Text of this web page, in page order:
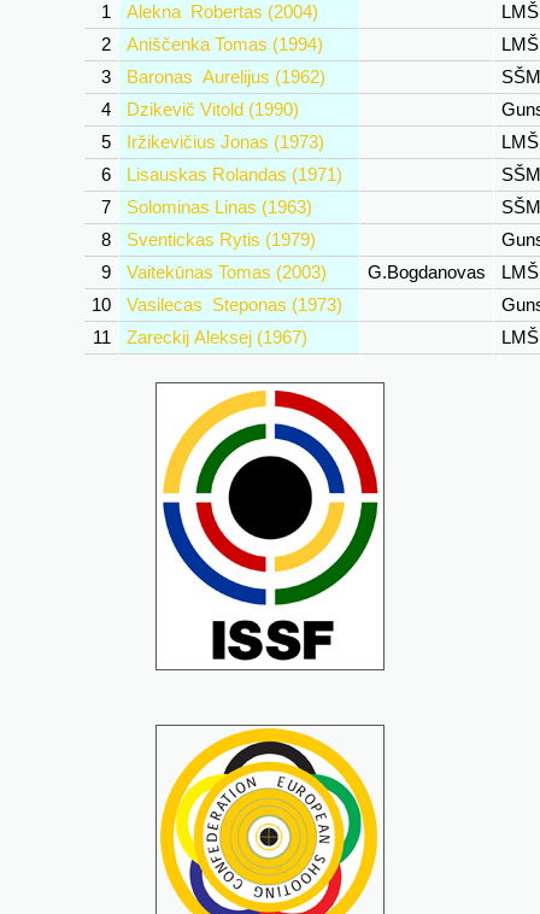
1
Alekna Robertas (2004)
2
Aniščenka Tomas (1994)
3
Baronas Aurelijus (1962)
4
Dzikevič Vitold (1990)
5
Iržikevičius Jonas (1973)
6
Lisauskas Rolandas (1971)
7
Solominas Linas (1963)
8
Sventickas Rytis (1979)
9
Vaitekūnas Tomas (2003) G.Bogdanovas
10
Vasilecas Steponas (1973)
11
Zareckij Aleksej (1967)